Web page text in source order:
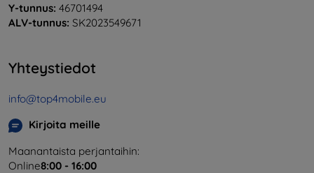
Y-tunnus: 46701494
ALV-tunnus: SK2023549671
Yhteystiedot
info@top4mobile.eu
Kirjoita meille
Maanantaista perjantaihin:
Online8:00 - 16:00